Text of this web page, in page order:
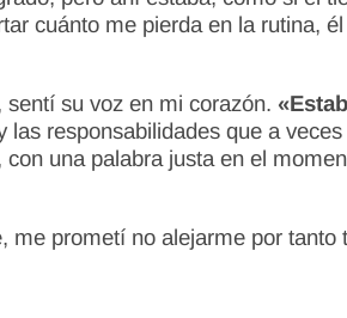
cuánto me pierda en la rutina,
su voz en mi corazón.
responsabilidades que a
una palabra justa en el
me prometí no alejarme por tanto